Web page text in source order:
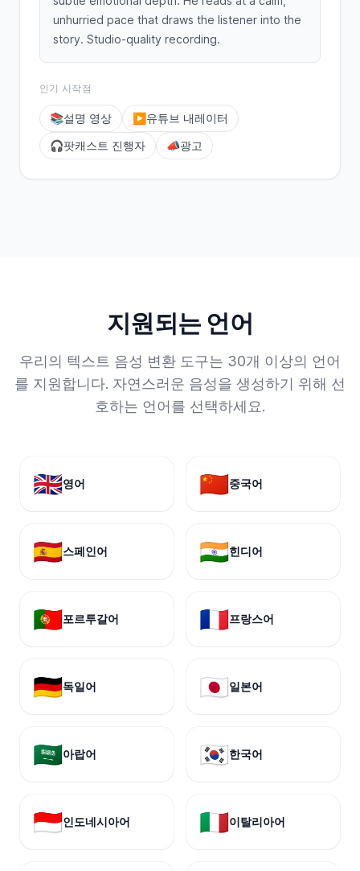
unhurried pace that draws the listener into the
story. Studio-quality recording.
인기 시작점
📚설명 영상 ▶️ 유튜브 내레이터
🎧팟캐스트 진행자 📣광고
지원되는 언어
우리의 텍스트 음성 변환 도구는 30개 이상의 언어
를 지원합니다. 자연스러운 음성을 생성하기 위해 선
호하는 언어를 선택하세요.
🇬🇧영어 🇨🇳중국어
🇪🇸스페인어 🇮🇳힌디어
🇵🇹포르투갈어 🇫🇷프랑스어
🇩🇪독일어 🇯🇵일본어
🇸🇦아랍어 🇰🇷한국어
🇮🇩인도네시아어 🇮🇹이탈리아어